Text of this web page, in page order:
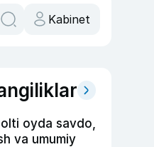
Kabinet
oyda savdo,
va umumiy